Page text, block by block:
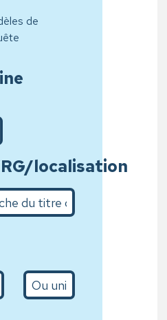
de
localisation
du titre complet ou sur quelques
01/2020)
L’année